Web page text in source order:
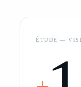
ÉTUDE —